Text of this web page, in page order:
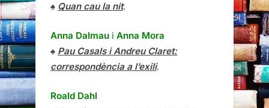
♠ Quan cau la nit.
Anna Dalmau i Anna Mora
♠ Pau Casals i Andreu Claret:
correspondència a l’exili.
Roald Dahl